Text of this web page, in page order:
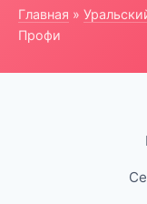
Главная »
Профи